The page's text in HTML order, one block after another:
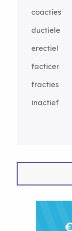
coacties
ductiele
erectiel
facticer
fracties
inactief